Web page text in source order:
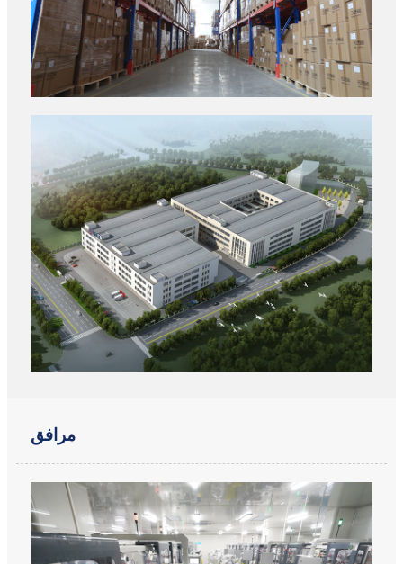
مرافق